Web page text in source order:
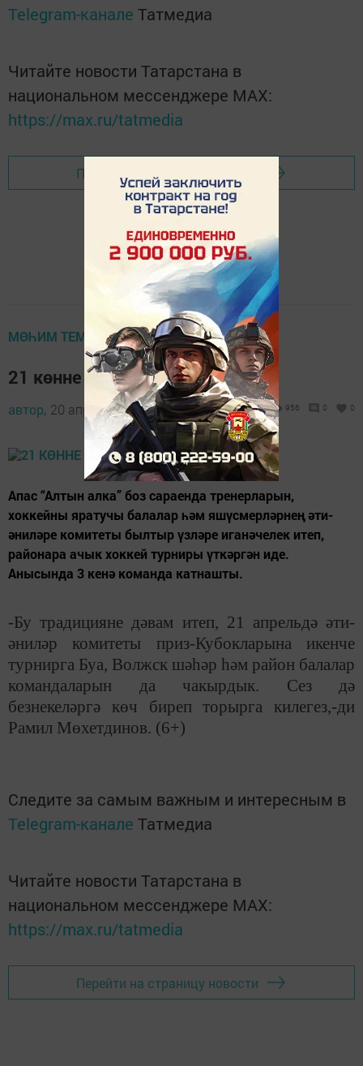
Telegram-канале Татмедиа
Читайте новости Татарстана в
национальном мессенджере MАХ:
https://max.ru/tatmedia
Перейти на страницу новости
МӨҺИМ ТЕМА
21 көнне хоккей уеннары
автор, 20 апрель 2018 - 10:14 956 0 0
Апас “Алтын алка” боз сараенда тренерларын,
хоккейны яратучы балалар һәм яшүсмерләрнең әти-
әниләре комитеты былтыр үзләре иганәчелек итеп,
районара ачык хоккей турниры үткәргән иде.
Анысында 3 кенә команда катнашты.
-Бу традицияне дәвам итеп, 21 апрельдә әти-
әниләр комитеты приз-Кубокларына икенче
турнирга Буа, Волжск шәһәр һәм район балалар
командаларын да чакырдык. Сез дә
безнекеләргә көч биреп торырга килегез,-ди
Рамил Мөхетдинов. (6+)
Следите за самым важным и интересным в
Telegram-канале Татмедиа
Читайте новости Татарстана в
национальном мессенджере MАХ:
https://max.ru/tatmedia
Перейти на страницу новости